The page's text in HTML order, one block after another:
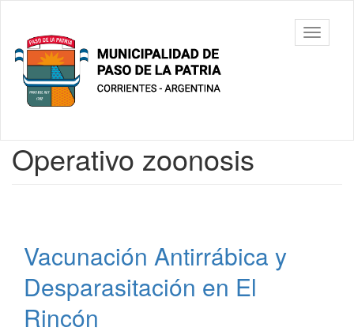
contenido
principal
Municipalidad
de Paso De
La Patria
barra
Contenido
Operativo zoonosis
Vacunación Antirrábica y
Desparasitación en El
Rincón